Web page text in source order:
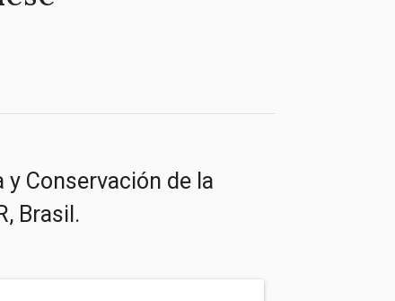
Conservación de la
Brasil.